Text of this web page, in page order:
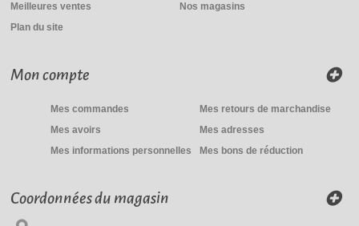
Meilleures ventes
Nos magasins
Plan du site
Mon compte
Mes commandes
Mes retours de marchandise
Mes avoirs
Mes adresses
Mes informations personnelles
Mes bons de réduction
Coordonnées du magasin